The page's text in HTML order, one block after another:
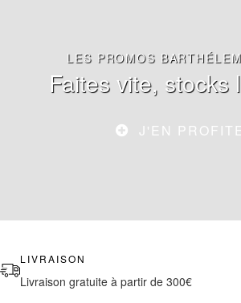
LES PROMOS
Faites vite, stocks
J'EN PROFITE
LIVRAISON
Livraison gratuite à partir de 300€